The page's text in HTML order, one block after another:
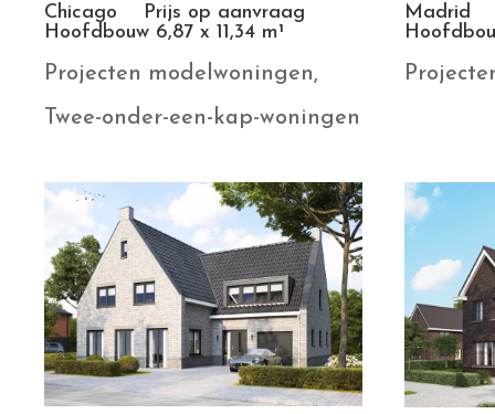
Chicago Prijs op aanvraag
Hoofdbouw 6,87 x 11,34 m¹
Projecten modelwoningen,
Twee-onder-een-kap-woningen
Madrid